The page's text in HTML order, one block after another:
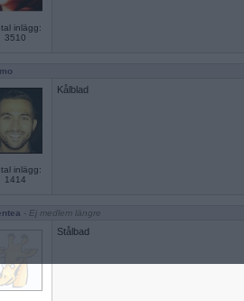
inlägg:
3510
inlägg:
1414
Kålblad
- Ej medlem längre
Stålbad